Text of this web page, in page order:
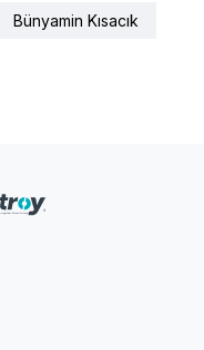
Bünyamin Kısacık